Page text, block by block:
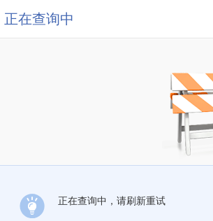
正在查询中
正在查询中，请刷新重试